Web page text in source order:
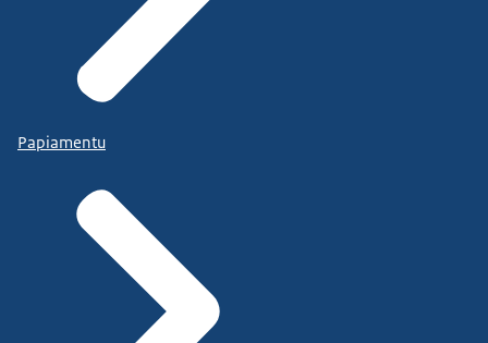
Papiamentu